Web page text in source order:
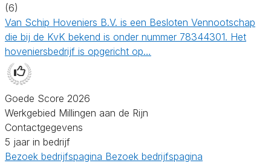
(6)
Van Schip Hoveniers B.V. is een Besloten Vennootschap
die bij de KvK bekend is onder nummer 78344301. Het
hoveniersbedrijf is opgericht op…
Goede Score 2026
Werkgebied Millingen aan de Rijn
Contactgegevens
5 jaar in bedrijf
Bezoek bedrijfspagina Bezoek bedrijfspagina